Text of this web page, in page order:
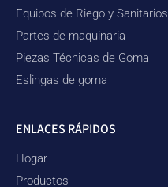
Equipos de Riego y Sanitarios
Partes de maquinaria
Piezas Técnicas de Goma
Eslingas de goma
ENLACES RÁPIDOS
Hogar
Productos